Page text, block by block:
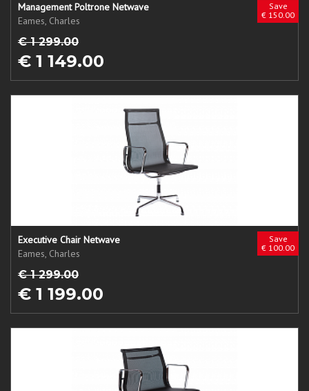
Save
€ 150.00
Management Poltrone Netwave
Eames, Charles
€ 1 299.00
€ 1 149.00
Save
€ 100.00
Executive Chair Netwave
Eames, Charles
€ 1 299.00
€ 1 199.00